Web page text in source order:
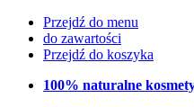
Przejdź do menu
do zawartości
Przejdź do koszyka
100% naturalne